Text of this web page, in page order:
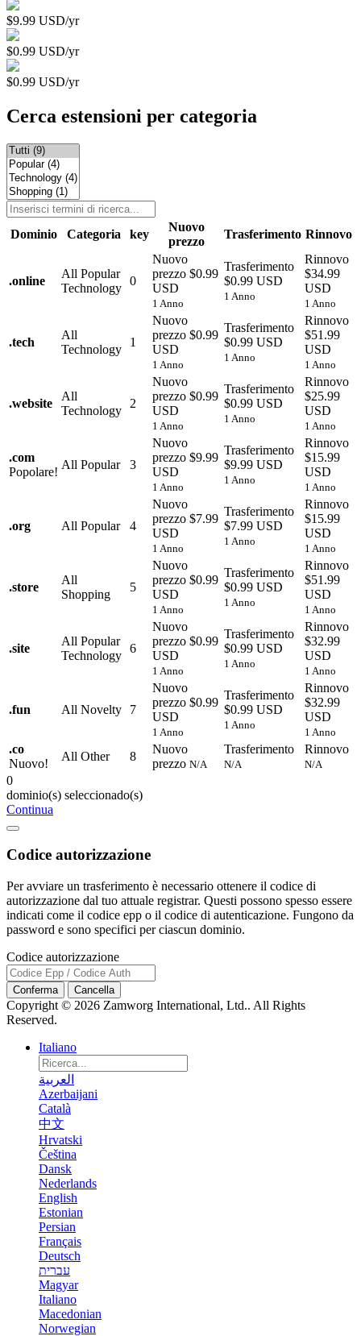
$9.99 USD/yr
$0.99 USD/yr
$0.99 USD/yr
Cerca estensioni per categoria
Dominio Categoria key
Nuovo
prezzo
Trasferimento Rinnovo
.online
All Popular
Technology
0
Nuovo
prezzo $0.99
USD
1 Anno
Trasferimento
$0.99 USD
1 Anno
Rinnovo
$34.99
USD
1 Anno
.tech
All
Technology
1
Nuovo
prezzo $0.99
USD
1 Anno
Trasferimento
$0.99 USD
1 Anno
Rinnovo
$51.99
USD
1 Anno
.website
All
Technology
2
Nuovo
prezzo $0.99
USD
1 Anno
Trasferimento
$0.99 USD
1 Anno
Rinnovo
$25.99
USD
1 Anno
.com
Popolare!
All Popular 3
Nuovo
prezzo $9.99
USD
1 Anno
Trasferimento
$9.99 USD
1 Anno
Rinnovo
$15.99
USD
1 Anno
.org All Popular 4
Nuovo
prezzo $7.99
USD
1 Anno
Trasferimento
$7.99 USD
1 Anno
Rinnovo
$15.99
USD
1 Anno
.store
All
Shopping
5
Nuovo
prezzo $0.99
USD
1 Anno
Trasferimento
$0.99 USD
1 Anno
Rinnovo
$51.99
USD
1 Anno
.site
All Popular
Technology
6
Nuovo
prezzo $0.99
USD
1 Anno
Trasferimento
$0.99 USD
1 Anno
Rinnovo
$32.99
USD
1 Anno
.fun All Novelty 7
Nuovo
prezzo $0.99
USD
1 Anno
Trasferimento
$0.99 USD
1 Anno
Rinnovo
$32.99
USD
1 Anno
.co
Nuovo!
All Other 8
Nuovo
prezzo N/A
Trasferimento
N/A
Rinnovo
N/A
0
dominio(s) seleccionado(s)
Continua
Codice autorizzazione
Per avviare un trasferimento è necessario ottenere il codice di
autorizzazione dal tuo attuale registrar. Questi possono spesso essere
indicati come il codice epp o il codice di autenticazione. Fungono da
password e sono specifici per ciascun dominio.
Codice autorizzazione
Conferma Cancella
Copyright © 2026 Zamworg International, Ltd.. All Rights
Reserved.
Italiano
العربية
Azerbaijani
Català
中文
Hrvatski
Čeština
Dansk
Nederlands
English
Estonian
Persian
Français
Deutsch
עברית
Magyar
Italiano
Macedonian
Norwegian